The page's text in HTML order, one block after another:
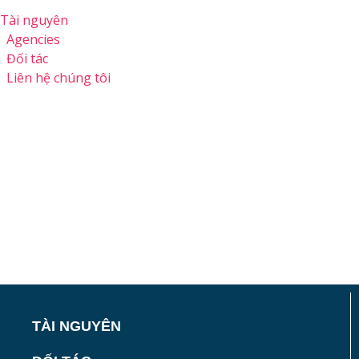
Tài nguyên
Agencies
Đối tác
Liên hệ chúng tôi
TÀI NGUYÊN